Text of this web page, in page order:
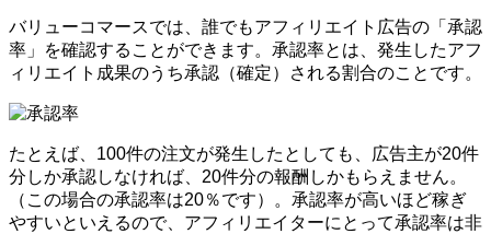
バリューコマースでは、誰でもアフィリエイト広告の「承認
率」を確認することができます。承認率とは、発生したアフ
ィリエイト成果のうち承認（確定）される割合のことです。
たとえば、100件の注文が発生したとしても、広告主が20件
分しか承認しなければ、20件分の報酬しかもらえません。
（この場合の承認率は20％です）。承認率が高いほど稼ぎ
やすいといえるので、アフィリエイターにとって承認率は非